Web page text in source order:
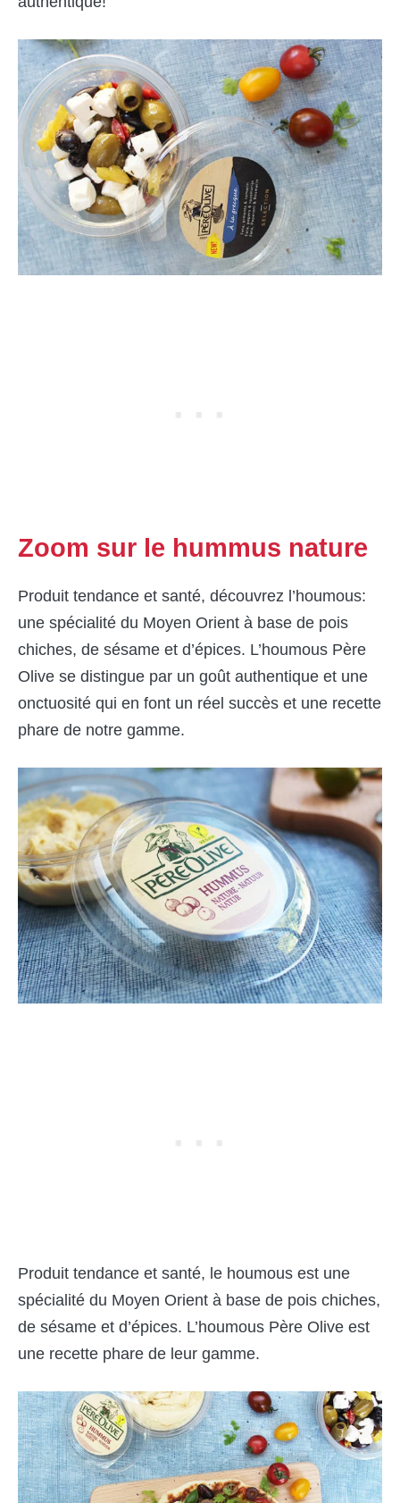
Zoom sur le hummus nature
Produit tendance et santé, découvrez l’houmous:
une spécialité du Moyen Orient à base de pois
chiches, de sésame et d’épices. L’houmous Père
Olive se distingue par un goût authentique et une
onctuosité qui en font un réel succès et une recette
phare de notre gamme.
Produit tendance et santé, le houmous est une
spécialité du Moyen Orient à base de pois chiches,
de sésame et d’épices. L’houmous Père Olive est
une recette phare de leur gamme.